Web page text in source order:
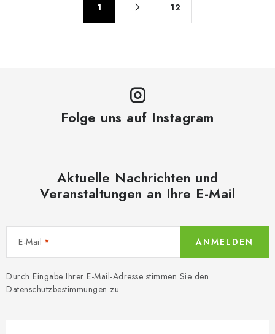
e
1 12
Folge uns auf Instagram
Aktuelle Nachrichten und
Veranstaltungen an Ihre E-Mail
E-Mail
Durch Eingabe Ihrer E-Mail-Adresse stimmen Sie den
Datenschutzbestimmungen zu.
ANMELDEN